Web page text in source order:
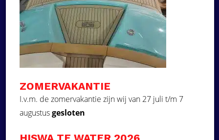
Offerte aanvragen
Ga naar
Over ons
Projecten
ZOMERVAKANTIE
I.v.m. de zomervakantie zijn wij van 27 juli t/m 7
augustusgesloten
Deze website maakt
gebruik van cookies.
Deze website gebruikt cookies om uw
gebruikerservaring te verbeteren. Door
onze website te gebruiken, stemt u in met
alle cookies in overeenstemming met ons
STRIKT NOODZAKELIJK
PRESTATIE